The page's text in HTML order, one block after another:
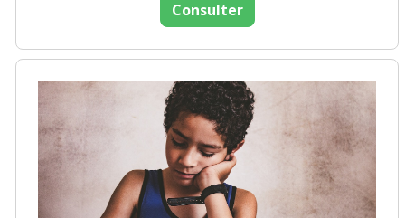
Consulter